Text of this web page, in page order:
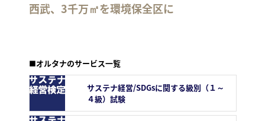
西武、3千万㎡を環境保全区に
■オルタナのサービス一覧
サステナ経営/SDGsに関する級別（１～
４級）試験